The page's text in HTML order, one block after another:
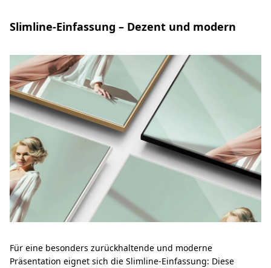
Slimline-Einfassung – Dezent und modern
Für eine besonders zurückhaltende und moderne
Präsentation eignet sich die Slimline-Einfassung: Diese